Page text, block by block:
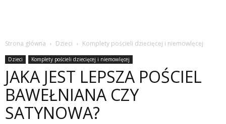
Strona główna Dzieci Komplety pościeli dziecięcej i niemowlęcej
Dzieci Komplety pościeli dziecięcej i niemowlęcej
JAKA JEST LEPSZA POŚCIEL
BAWEŁNIANA CZY
SATYNOWA?